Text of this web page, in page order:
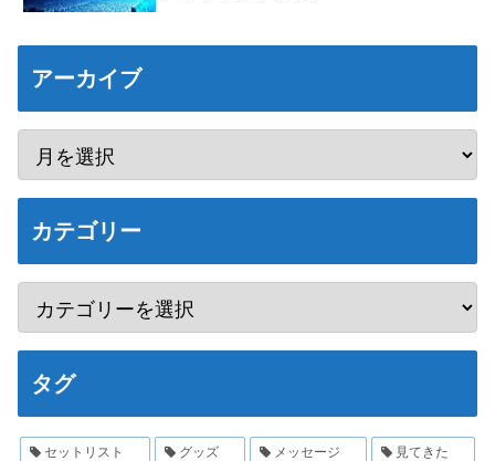
アーカイブ
カテゴリー
タグ
セットリスト グッズ メッセージ 見てきた